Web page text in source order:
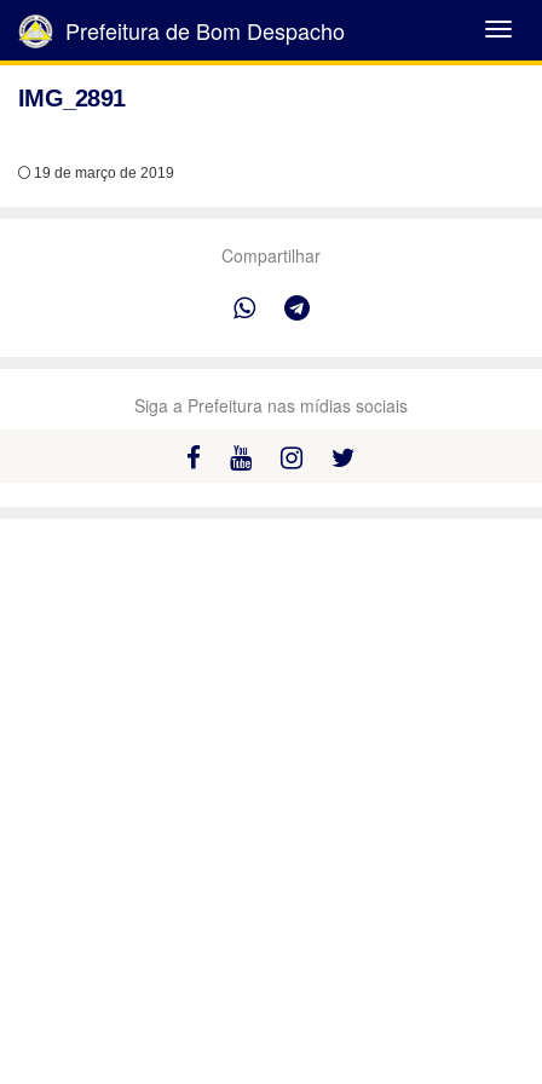
Abrir
Menu
Prefeitura de Bom Despacho
IMG_2891
19 de março de 2019
Compartilhar
Siga a Prefeitura nas mídias sociais